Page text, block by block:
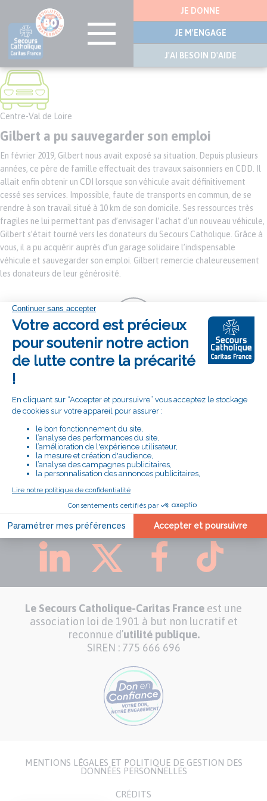
Aller
au
contenu
principal
latérale
JE DONNE
JE M'ENGAGE
J'AI BESOIN D'AIDE
Centre-Val de Loire
Gilbert a pu sauvegarder son emploi
En février 2019, Gilbert nous avait exposé sa situation. Depuis plusieurs
années, ce père de famille effectuait des travaux saisonniers en CDD. Il
allait enfin obtenir un CDI lorsque son véhicule avait définitivement
cessé ses services. Impossible, faute de transports en commun, de se
rendre à son travail situé à 10 km de son domicile. Ses ressources très
fragiles ne lui permettant pas d’envisager l’achat d’un nouveau véhicule,
Gilbert s’était tourné vers les donateurs du Secours Catholique. Grâce à
vous, il a pu acquérir auprès d’un garage solidaire l’indispensable
véhicule et sauvegarder son emploi. Gilbert remercie chaleureusement
les donateurs de leur générosité.
MARITIMES SUR :
RETROUVEZ LE SECOURS CATHOLIQUE
CARITAS FRANCE SUR :
Le Secours Catholique-Caritas France est une
association loi de 1901 à but non lucratif et
reconnue d’utilité publique.
SIREN : 775 666 696
MENTIONS LÉGALES ET POLITIQUE DE GESTION DES
DONNÉES PERSONNELLES
CRÉDITS